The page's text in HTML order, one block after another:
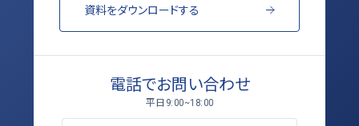
資料をダウンロードする
電話でお問い合わせ
平日 9:00~18:00